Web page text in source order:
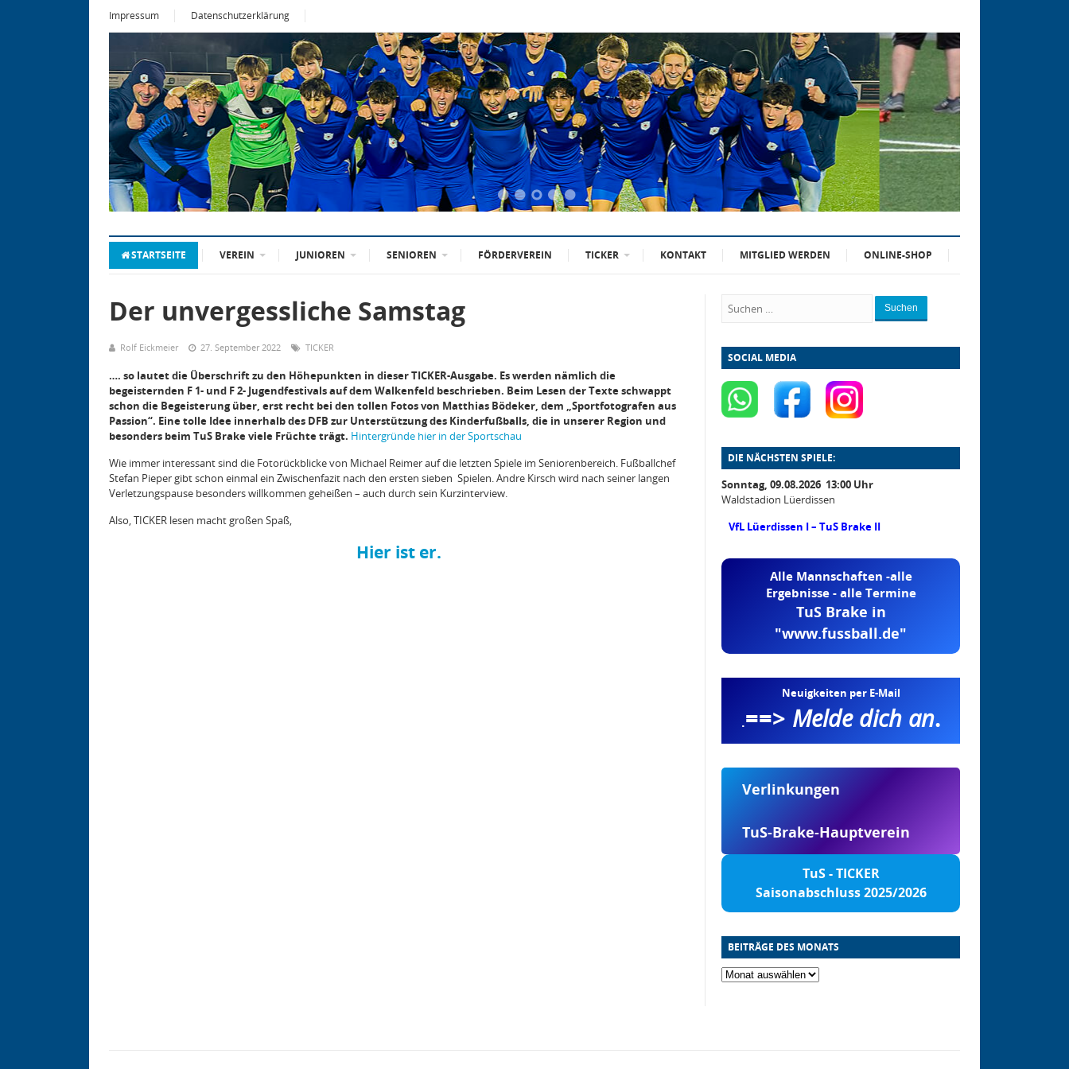
Impressum Datenschutzerklärung
STARTSEITE VEREIN JUNIOREN SENIOREN FÖRDERVEREIN TICKER KONTAKT MITGLIED WERDEN ONLINE-SHOP
Der unvergessliche Samstag
Rolf Eickmeier 27. September 2022 TICKER
…. so lautet die Überschrift zu den Höhepunkten in dieser TICKER-Ausgabe. Es werden nämlich die
begeisternden F 1- und F 2- Jugendfestivals auf dem Walkenfeld beschrieben. Beim Lesen der Texte schwappt
schon die Begeisterung über, erst recht bei den tollen Fotos von Matthias Bödeker, dem „Sportfotografen aus
Passion“. Eine tolle Idee innerhalb des DFB zur Unterstützung des Kinderfußballs, die in unserer Region und
besonders beim TuS Brake viele Früchte trägt. Hintergründe hier in der Sportschau
Wie immer interessant sind die Fotorückblicke von Michael Reimer auf die letzten Spiele im Seniorenbereich. Fußballchef
Stefan Pieper gibt schon einmal ein Zwischenfazit nach den ersten sieben Spielen. Andre Kirsch wird nach seiner langen
Verletzungspause besonders willkommen geheißen – auch durch sein Kurzinterview.
Also, TICKER lesen macht großen Spaß,
Hier ist er.
Suchen
SOCIAL MEDIA
DIE NÄCHSTEN SPIELE:
Sonntag, 09.08.2026 13:00 Uhr
Waldstadion Lüerdissen
VfL Lüerdissen I – TuS Brake II
Alle Mannschaften -alle
Ergebnisse - alle Termine
TuS Brake in
"www.fussball.de"
Neuigkeiten per E-Mail
.==> Melde dich an.
Verlinkungen
TuS-Brake-Hauptverein
TuS - TICKER
Saisonabschluss 2025/2026
BEITRÄGE DES MONATS